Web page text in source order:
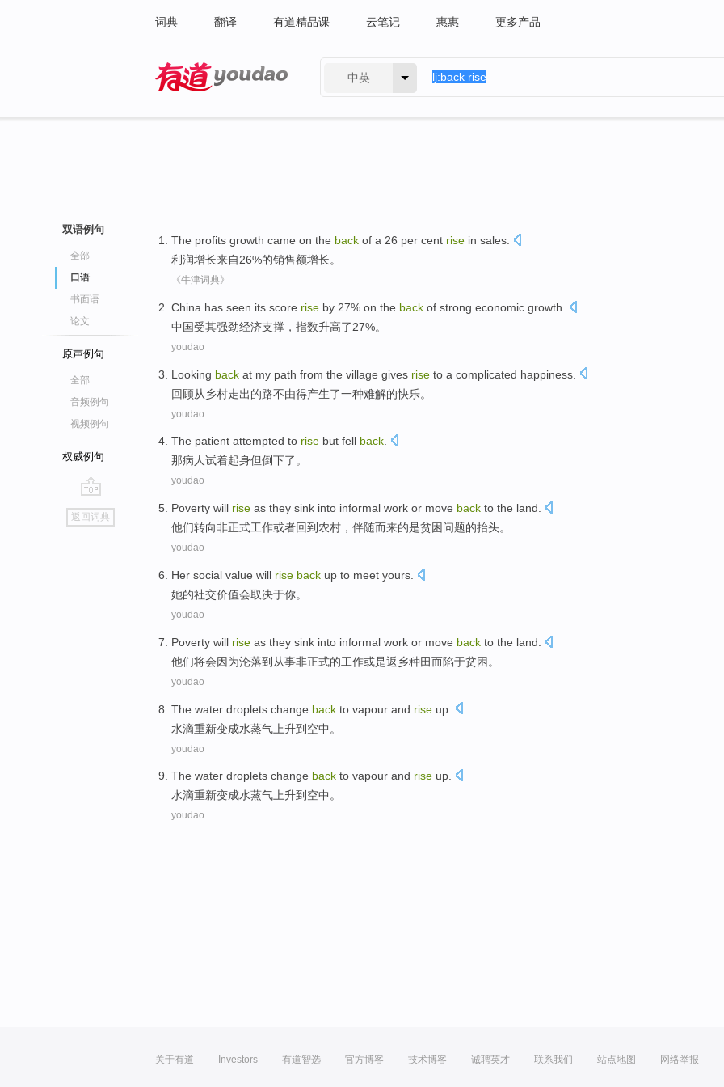
词典 翻译 有道精品课 云笔记 惠惠 更多产品
中英
双语例句
全部
口语
书面语
论文
原声例句
全部
音频例句
视频例句
权威例句
go
top
返回词典
The profits growth came on the back of a 26 per cent rise in sales
利润增长来自26%的销售额增长。
《牛津词典》
China has seen its score rise by 27% on the back of strong economic growth
中国受其强劲经济支撑 ， 指数升高了27%。
youdao
Looking back at my path from the village gives rise to a complicated happiness
回顾从 乡村走出的路不由得产生了一种难解的快乐。
youdao
The patient attempted to rise but fell back.
那病人试着起身但倒下了。
youdao
Poverty will rise as they sink into informal work or move back to the land.
他们转向非正式工作或者回到 农村，伴随而来的是贫困问题的抬头。
youdao
Her social value will rise back up to meet yours
她的社交价值会取决于你。
youdao
Poverty will rise as they sink into informal work or move back to the land.
他们将会因为沦落到 从事非正式的工作或是返乡种田而陷于贫困 。
youdao
The water droplets change back to vapour and rise up
水滴重新变成水蒸气上升到空中。
youdao
The water droplets change back to vapour and rise up.
水滴重新变成水蒸气上升到空中。
youdao
关于有道 Investors 有道智选 官方博客 技术博客 诚聘英才 联系我们 站点地图 网络举报